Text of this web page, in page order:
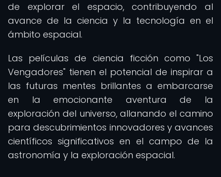
de explorar el espacio, contribuyendo al
avance de la ciencia y la tecnología en el
ámbito espacial.
Las películas de ciencia ficción como "Los
Vengadores" tienen el potencial de inspirar a
las futuras mentes brillantes a embarcarse
en la emocionante aventura de la
exploración del universo, allanando el camino
para descubrimientos innovadores y avances
científicos significativos en el campo de la
astronomía y la exploración espacial.